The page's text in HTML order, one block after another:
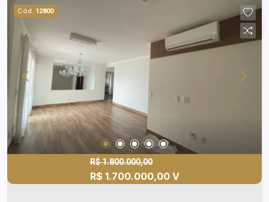
24h e câmeras de segurança.
Cód. 12800
R$ 1.800.000,00
R$ 1.700.000,00 V